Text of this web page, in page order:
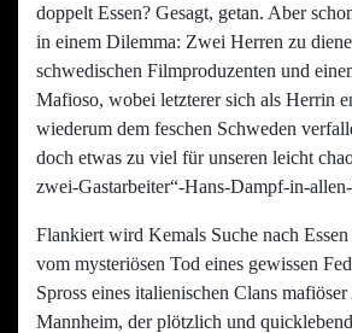
doppelt Essen? Gesagt, getan. Aber
in einem Dilemma: Zwei Herren zu
schwedischen Filmproduzenten und
Mafioso, wobei letzterer sich als Herrin
wiederum dem feschen Schweden
doch etwas zu viel für unseren leicht
zwei-Gastarbeiter“-Hans-Dampf-in-
Flankiert wird Kemals Suche nach
vom mysteriösen Tod eines gewissen
Spross eines italienischen Clans
Mannheim, der plötzlich und